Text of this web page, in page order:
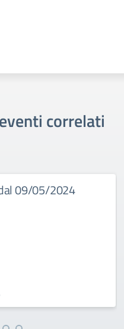
correlati
09/05/2024